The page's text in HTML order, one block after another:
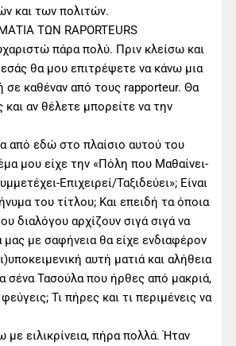
και των πολιτών.
ΤΩΝ RAPORTEURS
πάρα πολύ. Πριν κλείσω και
θα μου επιτρέψετε να κάνω μια
καθέναν από τους rapporteur. Θα
και αν θέλετε μπορείτε να την
από εδώ στο πλαίσιο αυτού του
μου είχε την «Πόλη που Μαθαίνει-
Επιχειρεί/Ταξιδεύει»; Είναι
του τίτλου; Και επειδή τα όποια
διαλόγου αρχίζουν σιγά σιγά να
με σαφήνεια θα είχε ενδιαφέρον
αυτή ματιά και αλήθεια
σένα Τασούλα που ήρθες από μακριά,
Τι πήρες και τι περιμένεις να
ειλικρίνεια, πήρα πολλά. Ήταν